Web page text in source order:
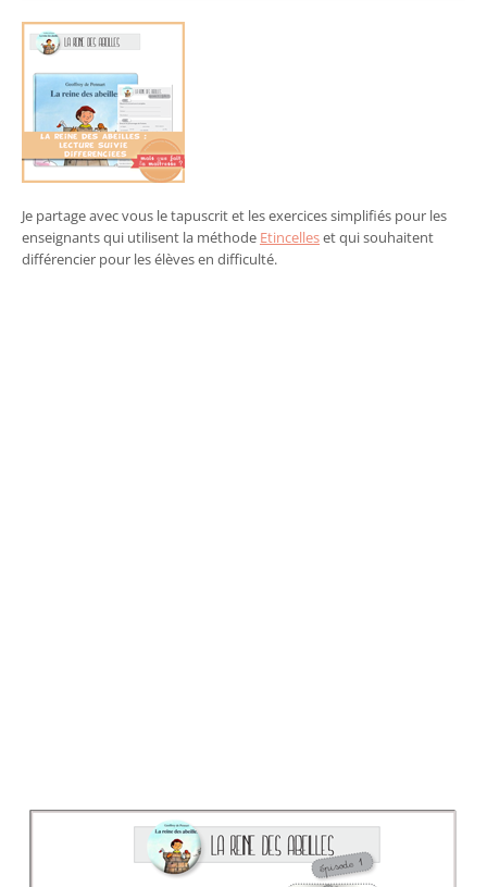
Je partage avec vous le tapuscrit et les exercices simplifiés pour les
enseignants qui utilisent la méthode Etincelleset qui souhaitent
différencier pour les élèves en difficulté.